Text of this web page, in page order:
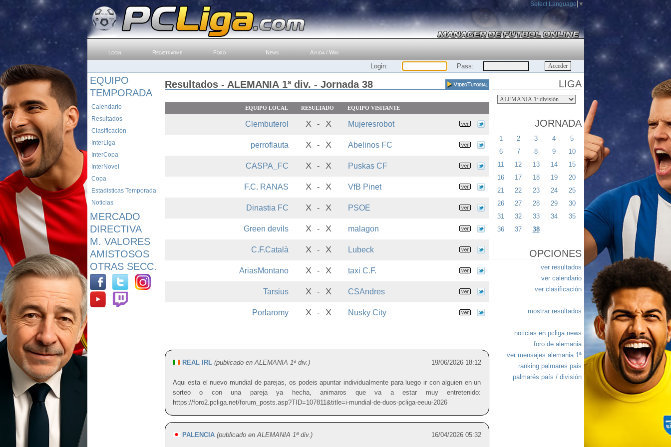
Select Language ▼
Login Registrarme Foro News Ayuda / Wiki
Login: Pass:
EQUIPO
TEMPORADA
Calendario
Resultados
Clasificación
InterLiga
InterCopa
InterNovel
Copa
Estadisticas Temporada
Noticias
MERCADO
DIRECTIVA
M. VALORES
AMISTOSOS
OTRAS SECC.
Resultados - ALEMANIA 1ª div. - Jornada 38
EQUIPO LOCAL RESULTADO EQUIPO VISITANTE
Clembuterol X - X Mujeresrobot
perroflauta X - X Abelinos FC
CASPA_FC X - X Puskas CF
F.C. RANAS X - X VfB Pinet
Dinastia FC X - X PSOE
Green devils X - X malagon
C.F.Català X - X Lubeck
AriasMontano X - X taxi C.F.
Tarsius X - X CSAndres
Porlaromy X - X Nusky City
REAL IRL (publicado en ALEMANIA 1ª div.) 19/06/2026 18:12
Aqui esta el nuevo mundial de parejas, os podeis apuntar individualmente para luego ir con alguien en un
sorteo o con una pareja ya hecha, animaros que va a estar muy entretenido:
https://foro2.pcliga.net/forum_posts.asp?TID=107811&title=i-mundial-de-duos-pcliga-eeuu-2026
PALENCIA (publicado en ALEMANIA 1ª div.) 16/04/2026 05:32
LIGA
JORNADA
1 2 3 4
5
6
7 8 9
10
11
12 13 14
15
16
17 18 19
20
21
22 23 24
25
26
27 28 29
30
31
32 33 34
35
36
37 38
OPCIONES
ver resultados
ver calendario
ver clasificación
mostrar resultados
noticias en pcliga news
foro de alemania
ver mensajes alemania 1ª
ranking palmares pais
palmarés país / división